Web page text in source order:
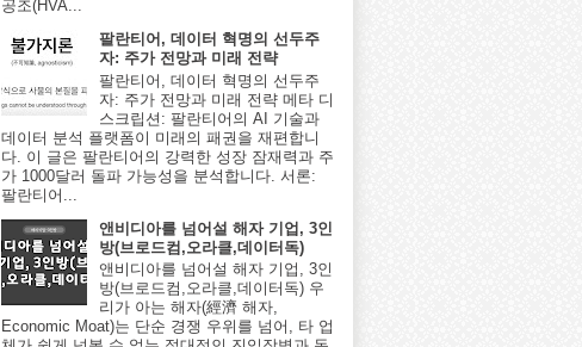
공조(HVA...
팔란티어, 데이터 혁명의 선두주
자: 주가 전망과 미래 전략
팔란티어, 데이터 혁명의 선두주
자: 주가 전망과 미래 전략 메타 디
스크립션: 팔란티어의 AI 기술과
데이터 분석 플랫폼이 미래의 패권을 재편합니
다. 이 글은 팔란티어의 강력한 성장 잠재력과 주
가 1000달러 돌파 가능성을 분석합니다. 서론:
팔란티어...
앤비디아를 넘어설 해자 기업, 3인
방(브로드컴,오라클,데이터독)
앤비디아를 넘어설 해자 기업, 3인
방(브로드컴,오라클,데이터독) 우
리가 아는 해자(經濟 해자,
Economic Moat)는 단순 경쟁 우위를 넘어, 타 업